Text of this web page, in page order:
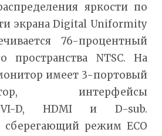
яркости по
экрана Digital Uniformity
76-процентный
пространства NTSC. На
имеет 3-портовый
интерфейсы
D, HDMI и D-sub.
сберегающий режим ECO